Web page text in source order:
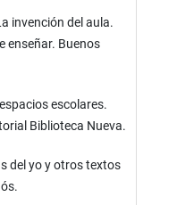
invención del aula.
enseñar. Buenos
escolares.
Biblioteca Nueva.
del yo y otros textos